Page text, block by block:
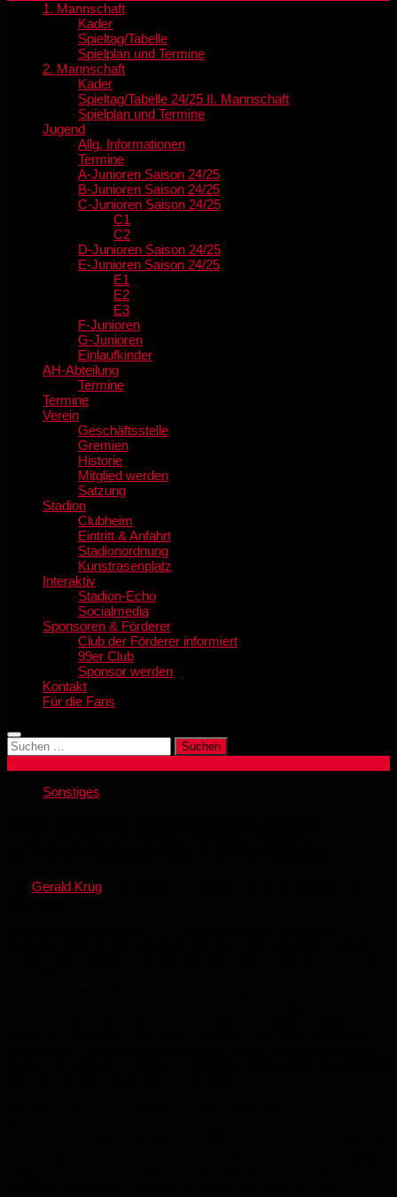
1. Mannschaft
Kader
Spieltag/Tabelle
Spielplan und Termine
2. Mannschaft
Kader
Spieltag/Tabelle 24/25 II. Mannschaft
Spielplan und Termine
Jugend
Allg. Informationen
Termine
A-Junioren Saison 24/25
B-Junioren Saison 24/25
C-Junioren Saison 24/25
C1
C2
D-Junioren Saison 24/25
E-Junioren Saison 24/25
E1
E2
E3
F-Junioren
G-Junioren
Einlaufkinder
AH-Abteilung
Termine
Termine
Verein
Geschäftsstelle
Gremien
Historie
Mitglied werden
Satzung
Stadion
Clubheim
Eintritt & Anfahrt
Stadionordnung
Kunstrasenplatz
Interaktiv
Stadion-Echo
Socialmedia
Sponsoren & Förderer
Club der Förderer informiert
99er Club
Sponsor werden
Kontakt
Für die Fans
Suchen
nach:
Sonstiges
Gerald Krug